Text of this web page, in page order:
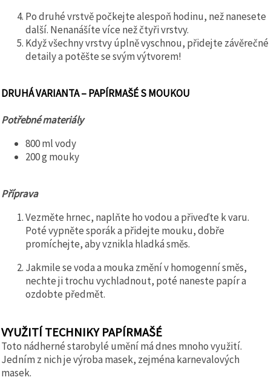
Po druhé vrstvě počkejte alespoň hodinu, než nanesete
další. Nenanášíte více než čtyři vrstvy.
Když všechny vrstvy úplně vyschnou, přidejte závěrečné
detaily a potěšte se svým výtvorem!
DRUHÁ VARIANTA – PAPÍRMAŠÉ S MOUKOU
Potřebné materiály
800 ml vody
200 g mouky
Příprava
Vezměte hrnec, naplňte ho vodou a přiveďte k varu.
Poté vypněte sporák a přidejte mouku, dobře
promíchejte, aby vznikla hladká směs.
Jakmile se voda a mouka změní v homogenní směs,
nechte ji trochu vychladnout, poté naneste papír a
ozdobte předmět.
VYUŽITÍ TECHNIKY PAPÍRMAŠÉ
Toto nádherné starobylé umění má dnes mnoho využití.
Jedním z nich je výroba masek, zejména karnevalových
masek.